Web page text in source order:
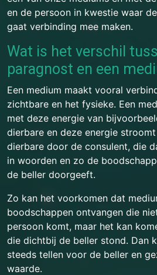
en de persoon in kwestie waar
gaat verbinding mee maken.
Wat is het verschil
paragnost en een
Een medium maakt vooral
zichtbare en het fysieke. Een
met deze energie van
dierbare en deze energie
dierbare door de consulent, die
in woorden en zo de
de beller doorgeeft.
Zo kan het voorkomen dat
boodschappen ontvangen die
persoon komt, maar het kan
die dichtbij de beller stond. Dan
steeds tellen voor de beller en
waarde.